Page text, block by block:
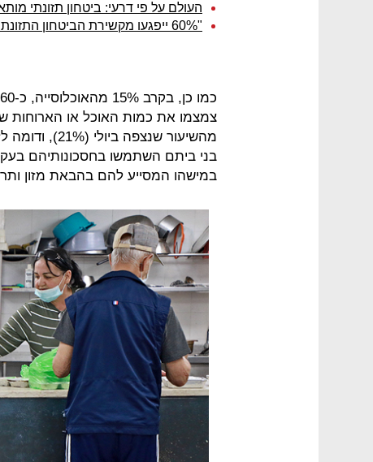
העולם על פי דרעי: ביטחון תזונתי
"60% ייפגעו מקשירת הביטחון התזונתי לארנונה"
צמצמו את כמות האוכל או הארוחות
במישהו המסייע להם בהבאת מזון